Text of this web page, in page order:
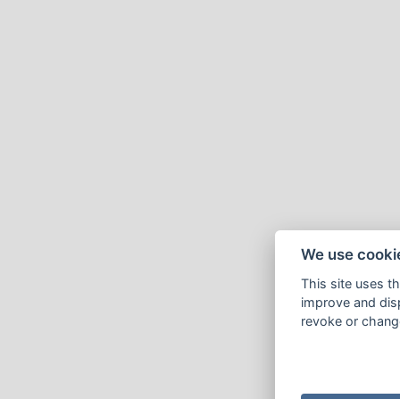
We use
This site uses
improve and
revoke or